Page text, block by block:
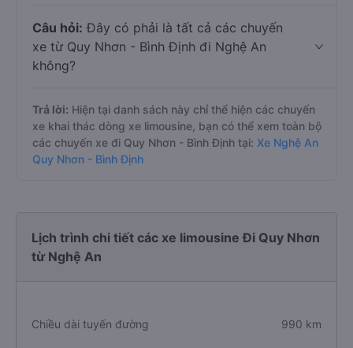
Câu hỏi: Đây có phải là tất cả các chuyến
xe từ Quy Nhơn - Bình Định đi Nghệ An
không?
Trả lời: Hiện tại danh sách này chỉ thể hiện các chuyến
xe khai thác dòng xe limousine, bạn có thể xem toàn bộ
các chuyến xe đi Quy Nhơn - Bình Định tại: Xe Nghệ An
Quy Nhơn - Bình Định
Lịch trình chi tiết các xe limousine Đi Quy Nhơn
từ Nghệ An
Chiều dài tuyến đường 990 km